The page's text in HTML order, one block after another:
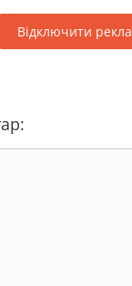
Відключити